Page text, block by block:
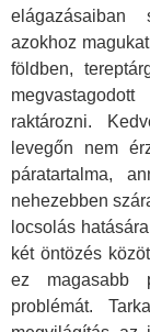
elágazásaiban
azokhoz
földben,
raktározni.
levegőn nem
páratartalma,
nehezebben
locsolás
két öntözés
ez magasabb
problémát.